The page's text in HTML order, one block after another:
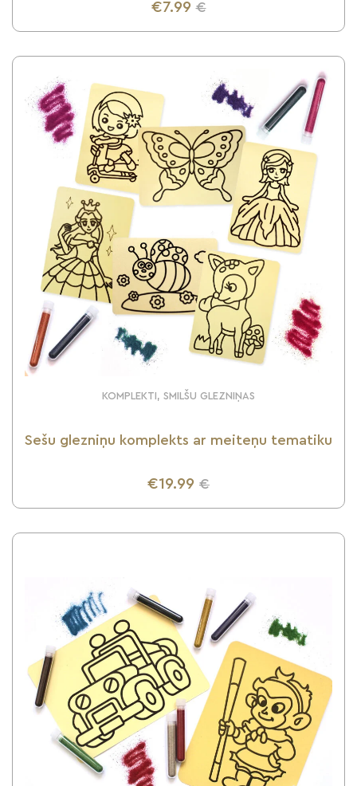
€7.99 €
UZZINI VAIRĀK
KOMPLEKTI, SMILŠU GLEZNIŅAS
Sešu glezniņu komplekts ar meiteņu tematiku
€19.99 €
UZZINI VAIRĀK